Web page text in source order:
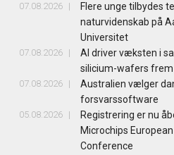
07.08.2026
Flere unge tilbydes
naturvidenskab på
Universitet
07.08.2026
AI driver væksten i
silicium-wafers frem
07.08.2026
Australien vælger
forsvarssoftware
05.08.2026
Registrering er nu
Microchips
Conference